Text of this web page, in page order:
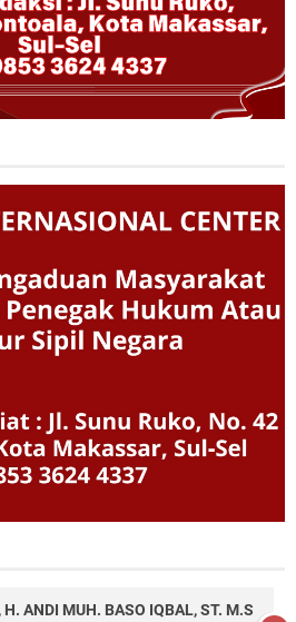
ANDI MUH. BASO IQBAL, ST. M.S